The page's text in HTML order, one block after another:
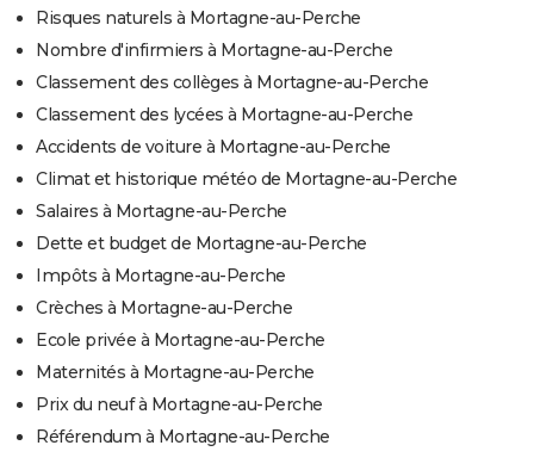
Risques naturels à Mortagne-au-Perche
Nombre d'infirmiers à Mortagne-au-Perche
Classement des collèges à Mortagne-au-Perche
Classement des lycées à Mortagne-au-Perche
Accidents de voiture à Mortagne-au-Perche
Climat et historique météo de Mortagne-au-Perche
Salaires à Mortagne-au-Perche
Dette et budget de Mortagne-au-Perche
Impôts à Mortagne-au-Perche
Crèches à Mortagne-au-Perche
Ecole privée à Mortagne-au-Perche
Maternités à Mortagne-au-Perche
Prix du neuf à Mortagne-au-Perche
Référendum à Mortagne-au-Perche